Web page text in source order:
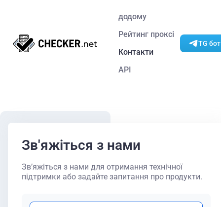
додому
Рейтинг проксі
Контакти
API
TG
Зв'яжіться з нами
Зв’яжіться з нами для отримання технічної
підтримки або задайте запитання про продукти.